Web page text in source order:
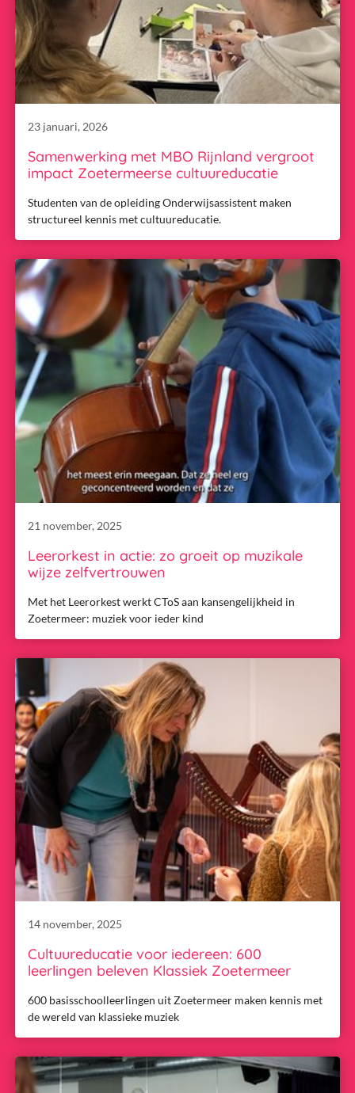
23 januari, 2026
Samenwerking met MBO Rijnland vergroot
impact Zoetermeerse cultuureducatie
Studenten van de opleiding Onderwijsassistent maken
structureel kennis met cultuureducatie.
21 november, 2025
Leerorkest in actie: zo groeit op muzikale
wijze zelfvertrouwen
Met het Leerorkest werkt CToS aan kansengelijkheid in
Zoetermeer: muziek voor ieder kind
14 november, 2025
Cultuureducatie voor iedereen: 600
leerlingen beleven Klassiek Zoetermeer
600 basisschoolleerlingen uit Zoetermeer maken kennis met
de wereld van klassieke muziek